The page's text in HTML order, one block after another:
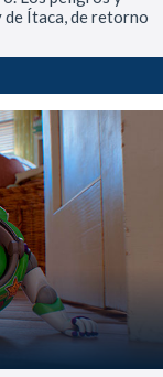
de Ítaca, de retorno